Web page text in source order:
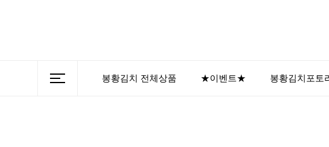
봉황김치 전체상품 ★이벤트★ 봉황김치포토